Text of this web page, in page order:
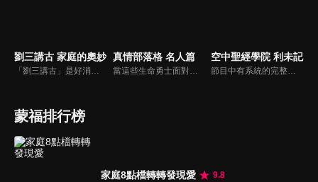
劉三講古 家庭的奧妙
「劉三講古」是好消息最老牌的節目，除了加入戲劇元素「喳唸伯與長腳姨」外，並蒐集無數史料，找到美好而精彩的基督徒生命故事，好讓福音更輕鬆真實的呈現在觀眾眼前。
真情部落格 名人篇
當這些生命勇士面對自己生命中的難題時，選擇靠著信靠耶穌來勇敢勝過，這些可愛的基督徒們，願意把自己生命裡最黑暗軟弱的一面和大家分享，為的就是將來自天上那最美好的福分帶給人們，每一個有血有淚的生命見證，都是最震撼人心的蛻變，最深刻的真實。
空中聖經學院 利未記
節目中有系統的完整講解聖經真理，邀請受過解經講道訓練的老師，按著正意分解真理的道，帶領弟兄姊妹更深的了解聖經的浩瀚與偉大
蒙福排行榜
家庭8點檔轉轉發現愛
9.8